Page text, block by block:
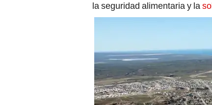
la seguridad alimentaria y la